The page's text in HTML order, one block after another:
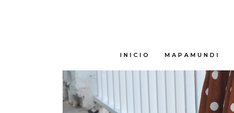
INICIO MAPAMUNDI